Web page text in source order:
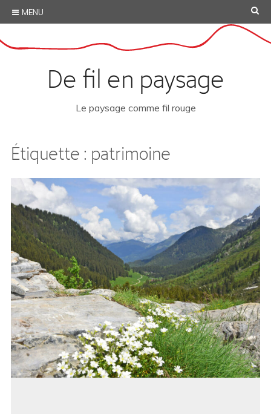
Skip
to
content
De fil en paysage
Le paysage comme fil rouge
MENU
Étiquette : patrimoine